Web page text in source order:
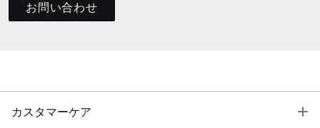
お問い合わせ
カスタマーケア